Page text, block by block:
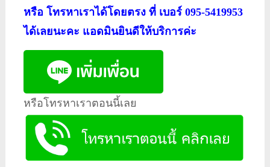
หรือ โทรหาเราได้โดยตรง ที่ เบอร์ 095-5419953
ได้เลยนะคะ แอดมินยินดีให้บริการค่ะ
หรือโทรหาเราตอนนี้เลย